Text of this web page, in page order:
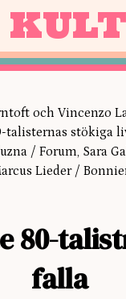
KULT
och Vincenzo
talisternas stökiga
/ Forum, Sara
Lieder /
80-
falla